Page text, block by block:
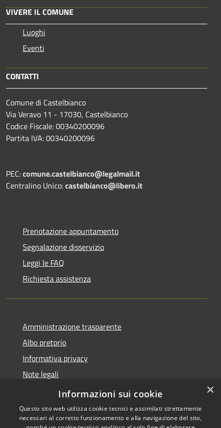
VIVERE IL COMUNE
Luoghi
Eventi
CONTATTI
Comune di Castelbianco
Via Veravo 11 - 17030, Castelbianco
Codice Fiscale: 00340200096
Partita IVA: 00340200096
PEC:comune.castelbianco@legalmail.it
Centralino Unico:castelbianco@libero.it
Prenotazione appuntamento
Segnalazione disservizio
Leggi le FAQ
Richiesta assistenza
Amministrazione trasparente
Albo pretorio
Informativa privacy
Note legali
Dichiarazione di accessibilità
×
Informazioni sui cookie
Questo sito web utilizza cookie tecnici e assimilati strettamente
necessari al corretto funzionamento e alla navigazione del sito,